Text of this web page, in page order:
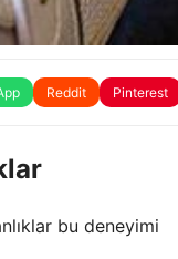
Reddit Pinterest
bu deneyimi